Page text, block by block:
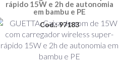
rápido 15W e 2h de autonomia
em bambu e PE
Cod.: 97183